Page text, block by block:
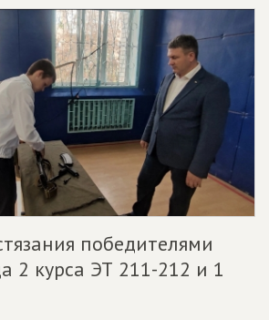
победителями
2 курса ЭТ 211-212 и 1